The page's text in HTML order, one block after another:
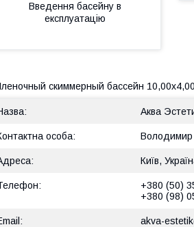
Введення басейну в
експлуатацію
скиммерный бассейн
Аква
Володимир
Київ,
+380 (50)
+380 (98)
akva-